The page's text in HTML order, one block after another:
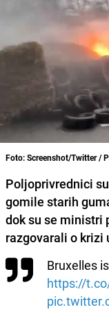
Foto: Screenshot/Twitter /
Poljoprivrednici
gomile starih
dok su se ministri
razgovarali o krizi
Bruxelles
https://